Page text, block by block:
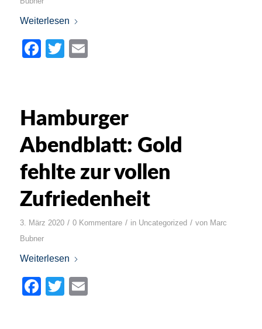
Weiterlesen
Facebook
Twitter
Hamburger
Abendblatt: Gold
fehlte zur vollen
Zufriedenheit
3. März 2020 / 0 Kommentare / in Uncategorized / von Marc
Bubner
Weiterlesen
Facebook
Twitter